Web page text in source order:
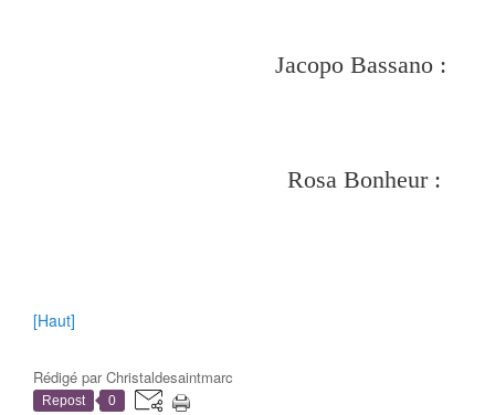
Jacopo Bassano :
Rosa Bonheur :
[Haut]
Rédigé parChristaldesaintmarc
Repost 0